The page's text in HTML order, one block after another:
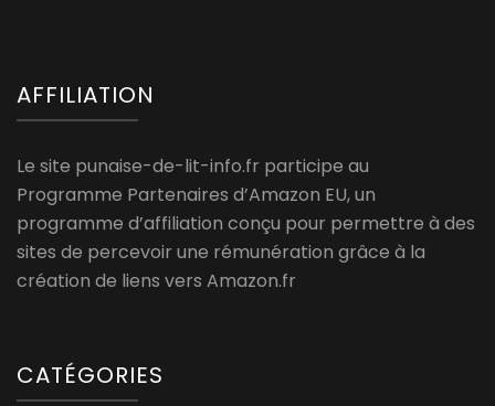
AFFILIATION
Le site punaise-de-lit-info.fr participe au
Programme Partenaires d’Amazon EU, un
programme d’affiliation conçu pour permettre à des
sites de percevoir une rémunération grâce à la
création de liens vers Amazon.fr
CATÉGORIES